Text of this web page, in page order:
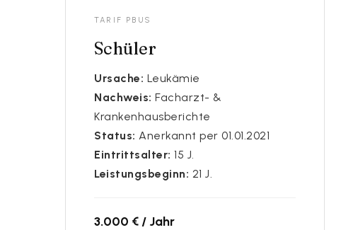
TARIF PBUS
Schüler
Ursache: Leukämie
Nachweis: Facharzt- &
Krankenhausberichte
Status: Anerkannt per 01.01.2021
Eintrittsalter: 15 J.
Leistungsbeginn: 21 J.
3.000 € / Jahr